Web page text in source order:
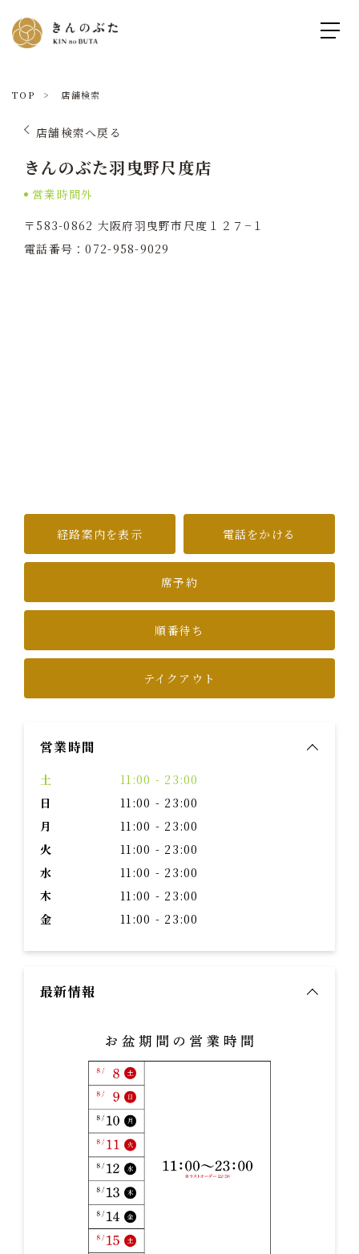
TOP 店舗検索
店舗検索へ戻る
きんのぶた羽曳野尺度店
営業時間外
〒583-0862 大阪府羽曳野市尺度１２７−１
電話番号：072-958-9029
経路案内を表示 電話をかける
席予約
順番待ち
テイクアウト
営業時間
土
11:00 - 23:00
日
11:00 - 23:00
月
11:00 - 23:00
火
11:00 - 23:00
水
11:00 - 23:00
木
11:00 - 23:00
金
11:00 - 23:00
最新情報